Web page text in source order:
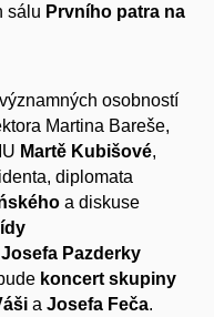
sálu Prvního patra na
osobností
Martina Bareše,
Martě Kubišové,
diplomata
a diskuse
Josefa Pazderky
koncert skupiny
a Josefa Feča.